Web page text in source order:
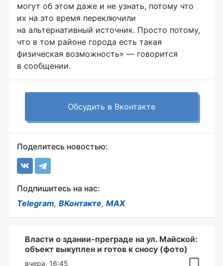
могут об этом даже и не узнать, потому что
их на это время переключили
на альтернативный источник. Просто потому,
что в том районе города есть такая
физическая возможность» — говорится
в сообщении.
Обсудить в Вконтакте
Поделитесь новостью:
Подпишитесь на нас:
Telegram, ВКонтакте, MAX
Власти о здании-преграде на ул. Майской:
объект выкуплен и готов к сносу (фото)
вчера, 16:45